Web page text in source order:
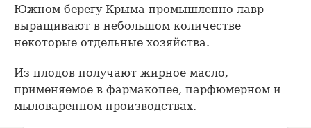
Южном берегу Крыма промышленно лавр
выращивают в небольшом количестве
некоторые отдельные хозяйства.
Из плодов получают жирное масло,
применяемое в фармакопее, парфюмерном и
мыловаренном производствах.